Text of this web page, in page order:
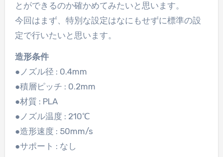
とができるのか確かめてみたいと思います。
今回はまず、特別な設定はなにもせずに標準の設
定で行いたいと思います。
造形条件
●ノズル径 : 0.4mm
●積層ピッチ : 0.2mm
●材質 : PLA
●ノズル温度 : 210℃
●造形速度 : 50mm/s
●サポート : なし